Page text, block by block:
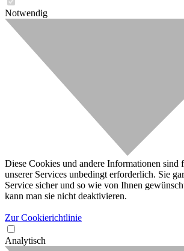
Notwendig
Diese Cookies und andere Informationen sind
unserer Services unbedingt erforderlich. Sie
Service sicher und so wie von Ihnen
kann man sie nicht deaktivieren.
Zur Cookierichtlinie
Analytisch